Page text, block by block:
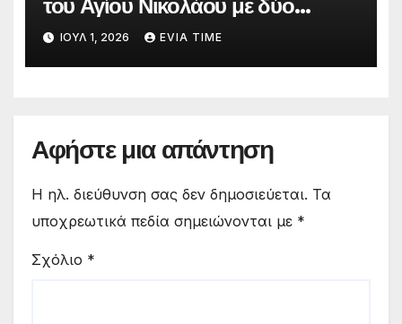
του Αγίου Νικολάου με δύο
οικογενειακές ταινίες
ΙΟΎΛ 1, 2026 EVIA TIME
Αφήστε μια απάντηση
Η ηλ. διεύθυνση σας δεν δημοσιεύεται. Τα
υποχρεωτικά πεδία σημειώνονται με *
Σχόλιο *